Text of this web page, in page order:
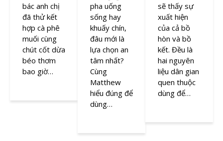
bác anh chị
đã thử kết
hợp cà phê
muối cùng
chút cốt dừa
béo thơm
bao giờ…
pha uống
sống hay
khuấy chín,
đâu mới là
lựa chọn an
tâm nhất?
Cùng
Matthew
hiểu đúng để
dùng…
sẽ thấy sự
xuất hiện
của cả bồ
hòn và bồ
kết. Đều là
hai nguyên
liệu dân gian
quen thuộc
dùng để…